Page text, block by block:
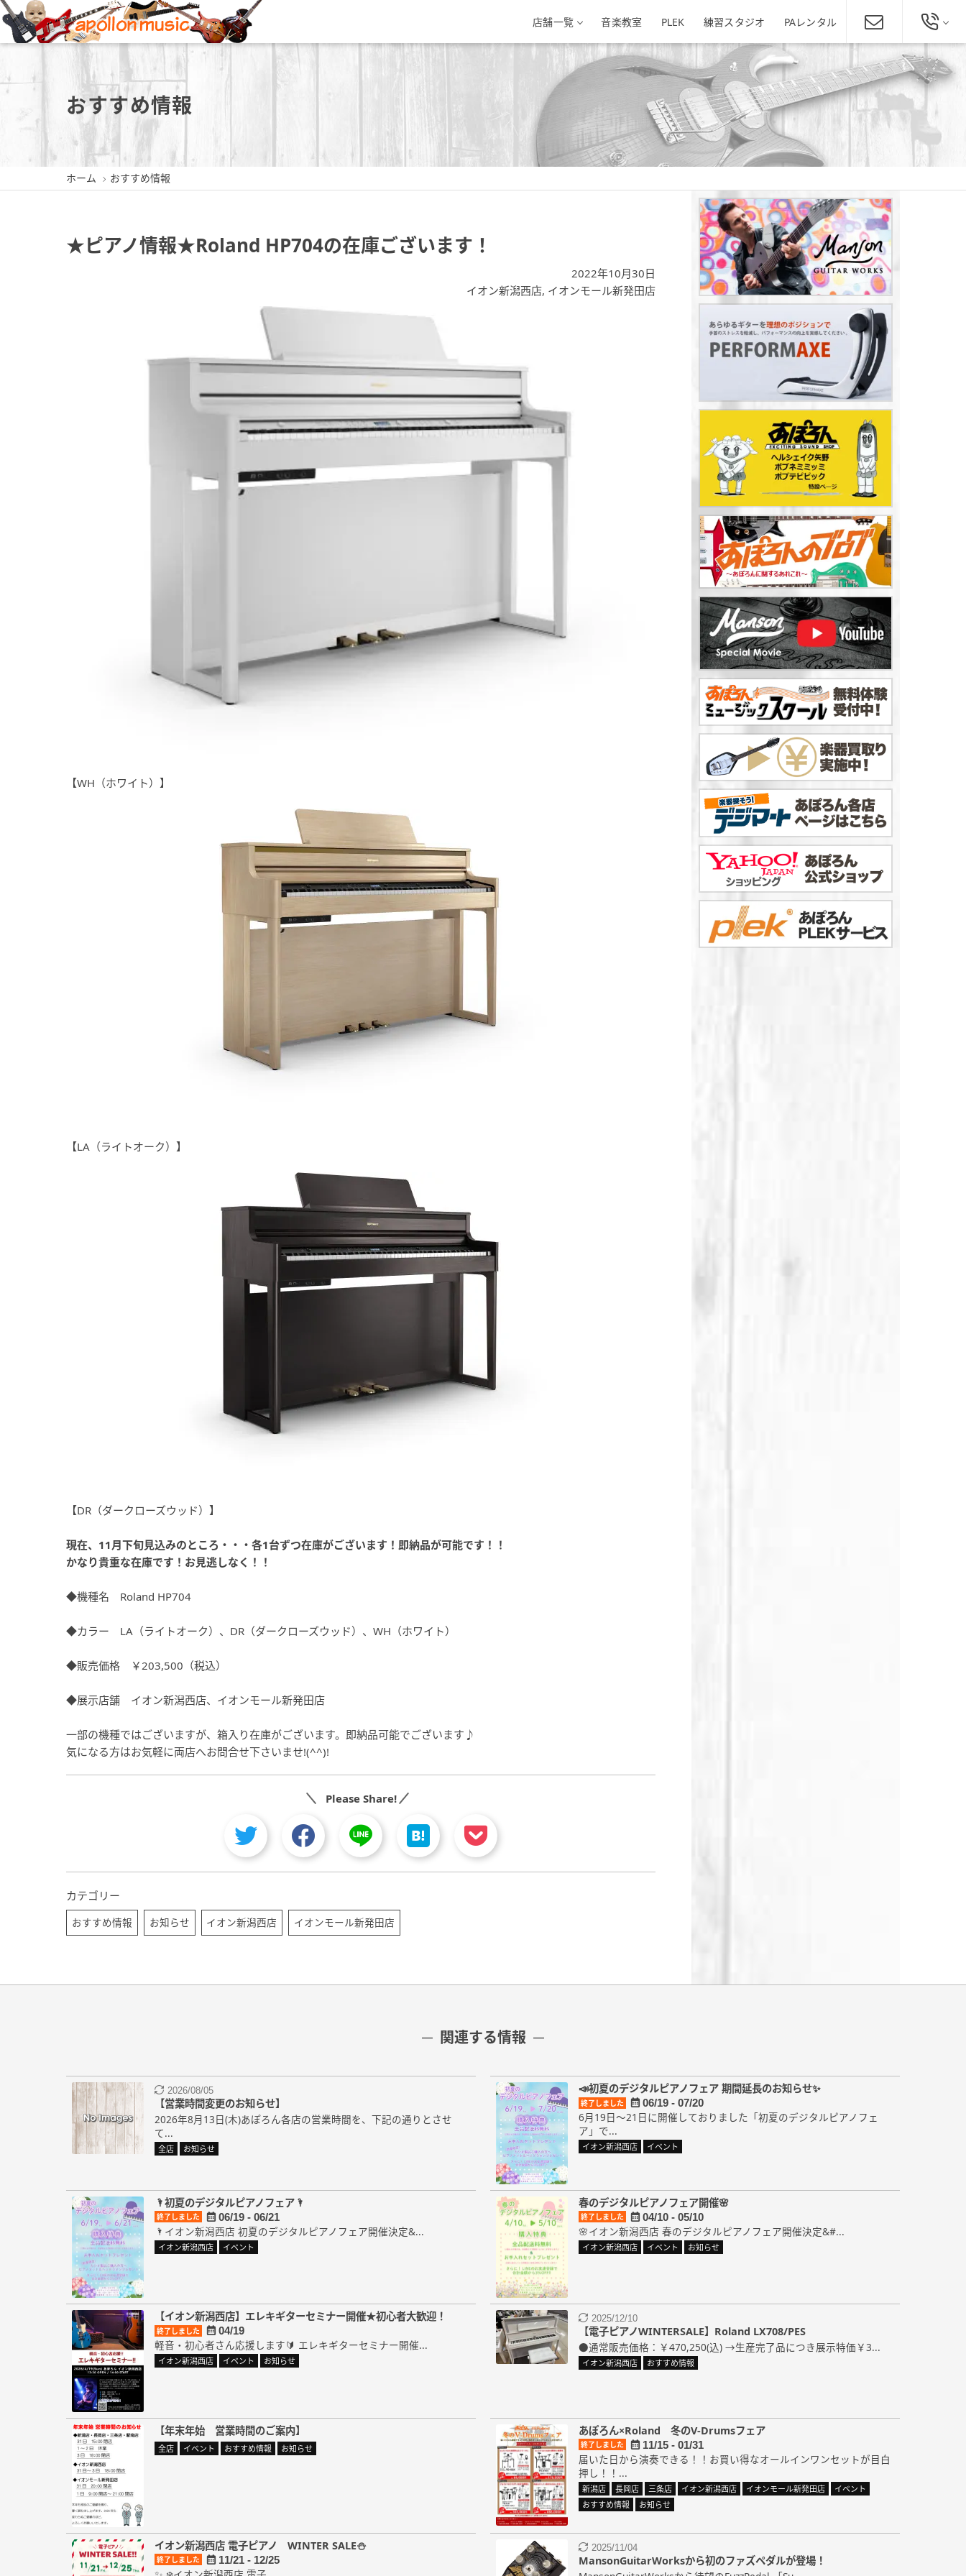
店舗一覧
新潟店
新潟県新潟市中央区東堀前通5-
新潟県長岡市城内町3-2-3 新潟県三条市興野3-10-1 新潟県新潟市西区小新南2-1-10
イオンモール新発田店
新潟県新発田市住吉町5-11-5
新潟駅南店
新潟県新潟市中央区神道寺1-4-4
025-242-3900
ミュージックスクール新潟
東区役所店
番1号
あぽろん各店舗へ
音楽教室 PLEK 練習スタジオ PAレンタル
総合お問い合わせ
025-229-4134
営業時間 11:00～19:00
ほぼ年中無休
おすすめ情報
ホーム おすすめ情報
★ピアノ情報★Roland HP704の在庫ございます！
2022年10月30日
イオン新潟西店, イオンモール新発田店
【WH（ホワイト）】
【LA（ライトオーク）】
【DR（ダークローズウッド）】
現在、11月下旬見込みのところ・・・各1台ずつ在庫がございます！即納品が可能です！！
かなり貴重な在庫です！お見逃しなく！！
◆機種名 Roland HP704
◆カラー LA（ライトオーク）、DR（ダークローズウッド）、WH（ホワイト）
◆販売価格 ￥203,500（税込）
◆展示店舗 イオン新潟西店、イオンモール新発田店
一部の機種ではございますが、箱入り在庫がございます。即納品可能でございます♪
気になる方はお気軽に両店へお問合せ下さいませ!(^^)!
Please Share!
カテゴリー
おすすめ情報 お知らせ イオン新潟西店 イオンモール新発田店
関連する情報
2026/08/05
【営業時間変更のお知らせ】
2026年8月13日(木)あぽろん各店の営業時間を、下記の通りとさせ
て...
全店 お知らせ
📣初夏のデジタルピアノフェア 期間延長のお知らせ✨
終了しました 06/19 - 07/20
6月19日～21日に開催しておりました「初夏のデジタルピアノフェ
ア」で...
イオン新潟西店 イベント
🌂初夏のデジタルピアノフェア🌂
終了しました 06/19 - 06/21
🌂イオン新潟西店 初夏のデジタルピアノフェア開催決定&...
イオン新潟西店 イベント
春のデジタルピアノフェア開催🌸
終了しました 04/10 - 05/10
🌸イオン新潟西店 春のデジタルピアノフェア開催決定&#...
イオン新潟西店 イベント お知らせ
【イオン新潟西店】エレキギターセミナー開催★初心者大歓迎！
終了しました 04/19
軽音・初心者さん応援します🔰 エレキギターセミナー開催...
イオン新潟西店 イベント お知らせ
2025/12/10
【電子ピアノWINTERSALE】Roland LX708/PES
●通常販売価格：￥470,250(込) →生産完了品につき展示特価￥3...
イオン新潟西店 おすすめ情報
【年末年始 営業時間のご案内】
全店 イベント おすすめ情報 お知らせ
あぽろん×Roland 冬のV-Drumsフェア
終了しました 11/15 - 01/31
届いた日から演奏できる！！お買い得なオールインワンセットが目白
押し！！...
新潟店 長岡店 三条店 イオン新潟西店 イオンモール新発田店
イベント
おすすめ情報
お知らせ
イオン新潟西店 電子ピアノ WINTER SALE⛄
終了しました 11/21 - 12/25
2025/11/04
MansonGuitarWorksから初のファズペダルが登場！